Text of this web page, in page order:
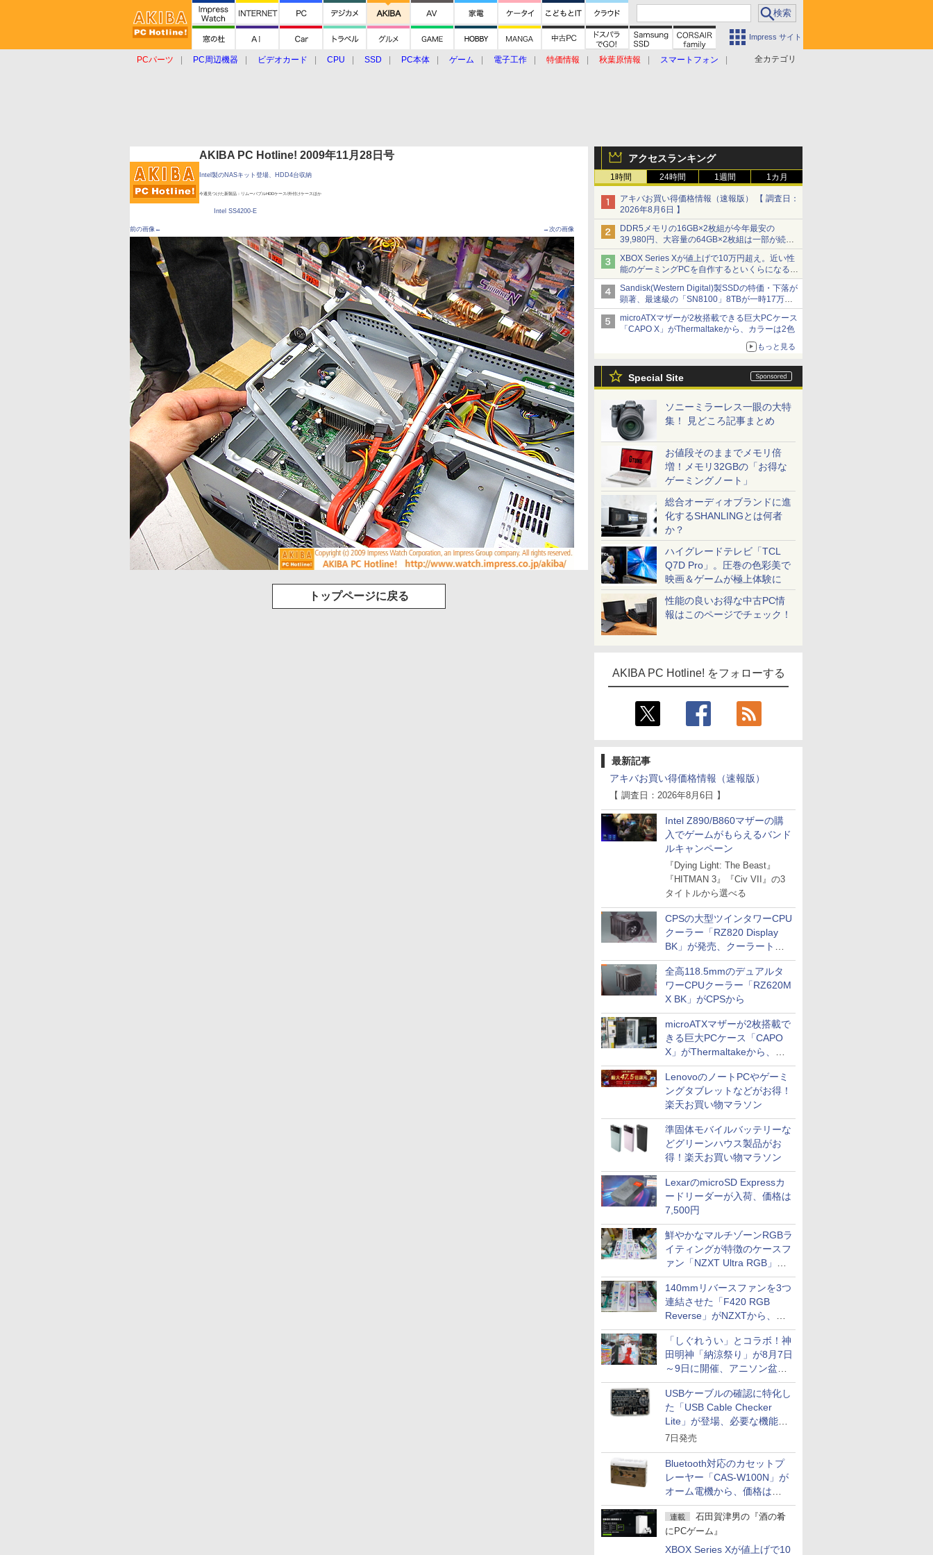
Impress サイト
全カテゴリ
PCパーツ PC周辺機器 ビデオカード CPU SSD PC本体 ゲーム 電子工作 特価情報 秋葉原情報
スマートフォン
アクセスランキング
1時間 24時間 1週間 1カ月
アキバお買い得価格情報（速報版） 【 調査日：
2026年8月6日 】
DDR5メモリの16GB×2枚組が今年最安の
39,980円、大容量の64GB×2枚組は一部が続騰
[8月前半のメモリ価格]
XBOX Series Xが値上げで10万円超え。近い性
能のゲーミングPCを自作するといくらになる？
【石田賀津男の『酒の肴にPCゲーム』】
Sandisk(Western Digital)製SSDの特価・下落が
顕著、最速級の「SN8100」8TBが一時17万円
割れ [8月前半のSSD価格]
microATXマザーが2枚搭載できる巨大PCケース
「CAPO X」がThermaltakeから、カラーは2色
もっと見る
Special Site
ソニーミラーレス一眼の大特
集！ 見どころ記事まとめ
お値段そのままでメモリ倍
増！メモリ32GBの「お得な
ゲーミングノート」
総合オーディオブランドに進
化するSHANLINGとは何者
か？
ハイグレードテレビ「TCL
Q7D Pro」。圧巻の色彩美で
映画＆ゲームが極上体験に
性能の良いお得な中古PC情
報はこのページでチェック！
AKIBA PC Hotline! をフォローする
最新記事
アキバお買い得価格情報（速報版）
【 調査日：2026年8月6日 】
Intel Z890/B860マザーの購
入でゲームがもらえるバンド
ルキャンペーン
『Dying Light: The Beast』
『HITMAN 3』『Civ VII』の3
タイトルから選べる
CPSの大型ツインタワーCPU
クーラー「RZ820 Display
BK」が発売、クーラートッ
プに5インチ液晶搭載
全高118.5mmのデュアルタ
ワーCPUクーラー「RZ620M
X BK」がCPSから
microATXマザーが2枚搭載で
きる巨大PCケース「CAPO
X」がThermaltakeから、カ
ラーは2色
LenovoのノートPCやゲーミ
ングタブレットなどがお得！
楽天お買い物マラソン
準固体モバイルバッテリーな
どグリーンハウス製品がお
得！楽天お買い物マラソン
LexarのmicroSD Expressカ
ードリーダーが入荷、価格は
7,500円
鮮やかなマルチゾーンRGBラ
イティングが特徴のケースフ
ァン「NZXT Ultra RGB」が
発売、計8製品
140mmリバースファンを3つ
連結させた「F420 RGB
Reverse」がNZXTから、単
一フレーム採用
「しぐれうい」とコラボ！神
田明神「納涼祭り」が8月7日
～9日に開催、アニソン盆踊
りや屋台グルメなどもあり
USBケーブルの確認に特化し
た「USB Cable Checker
Lite」が登場、必要な機能を
凝縮しコンパクトに
7日発売
Bluetooth対応のカセットプ
レーヤー「CAS-W100N」が
オーム電機から、価格は
5,940円
連載
石田賀津男の『酒の肴
にPCゲーム』
XBOX Series Xが値上げで10
AKIBA PC Hotline! 2009年11月28日号
Intel製のNASキット登場、HDD4台収納
今週見つけた新製品：リムーバブルHDDケース/外付けケースほか
Intel SS4200-E
前の画像← →次の画像
トップページに戻る